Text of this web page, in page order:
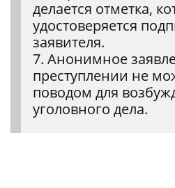
делается отметка,
удостоверяется
заявителя.
7. Анонимное
преступлении не
поводом для
уголовного дела.